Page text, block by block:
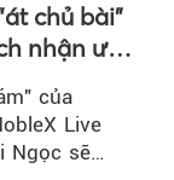
chủ bài"
nhận ưu
của
Live
Ngọc sẽ